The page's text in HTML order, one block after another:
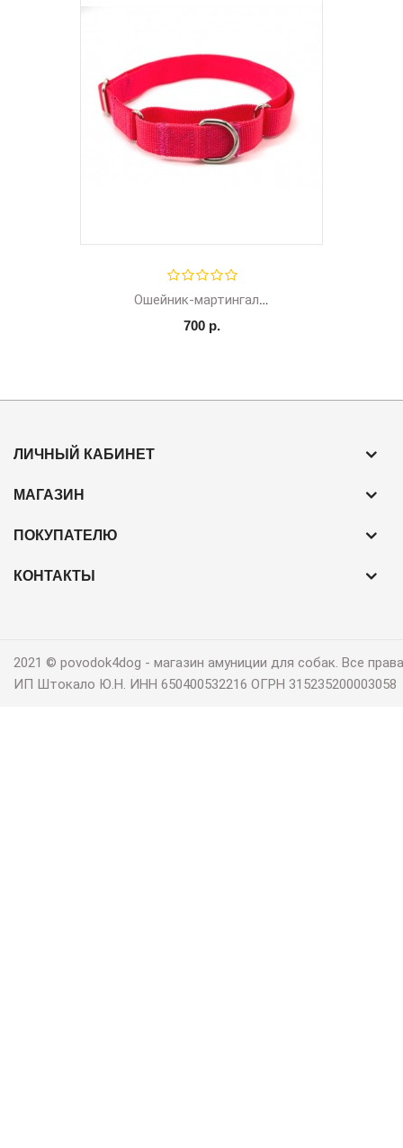
Ошейник-мартингал нейлон
700 р.
ЛИЧНЫЙ КАБИНЕТ
МАГАЗИН
ПОКУПАТЕЛЮ
КОНТАКТЫ
2021 © povodok4dog ‐ магазин амуниции для собак. Все
ИП Штокало Ю.Н. ИНН 650400532216 ОГРН 315235200003058